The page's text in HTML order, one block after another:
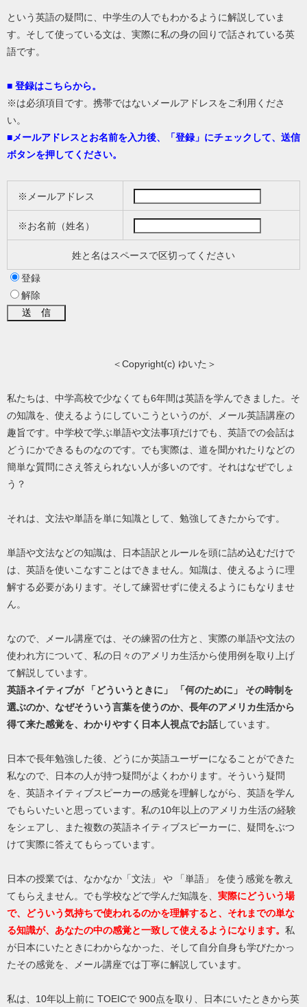
という英語の疑問に、中学生の人でもわかるように解説していま
す。そして使っている文は、実際に私の身の回りで話されている英
語です。
■ 登録はこちらから。
※は必須項目です。携帯ではないメールアドレスをご利用くださ
い。
■メールアドレスとお名前を入力後、「登録」にチェックして、送信
ボタンを押してください。
※メールアドレス
※お名前（姓名）
姓と名はスペースで区切ってください
登録
解除
＜Copyright(c) ゆいた＞
私たちは、中学高校で少なくても6年間は英語を学んできました。そ
の知識を、使えるようにしていこうというのが、メール英語講座の
趣旨です。中学校で学ぶ単語や文法事項だけでも、英語での会話は
どうにかできるものなのです。でも実際は、道を聞かれたりなどの
簡単な質問にさえ答えられない人が多いのです。それはなぜでしょ
う？
それは、文法や単語を単に知識として、勉強してきたからです。
単語や文法などの知識は、日本語訳とルールを頭に詰め込むだけで
は、英語を使いこなすことはできません。知識は、使えるように理
解する必要があります。そして練習せずに使えるようにもなりませ
ん。
なので、メール講座では、その練習の仕方と、実際の単語や文法の
使われ方について、私の日々のアメリカ生活から使用例を取り上げ
て解説しています。
英語ネイティブが 「どういうときに」 「何のために」 その時制を
選ぶのか、なぜそういう言葉を使うのか、長年のアメリカ生活から
得て来た感覚を、わかりやすく日本人視点でお話しています。
日本で長年勉強した後、どうにか英語ユーザーになることができた
私なので、日本の人が持つ疑問がよくわかります。そういう疑問
を、英語ネイティブスピーカーの感覚を理解しながら、英語を学ん
でもらいたいと思っています。私の10年以上のアメリカ生活の経験
をシェアし、また複数の英語ネイティブスピーカーに、疑問をぶつ
けて実際に答えてもらっています。
日本の授業では、なかなか「文法」 や 「単語」 を使う感覚を教え
てもらえません。でも学校などで学んだ知識を、 実際にどういう場
で、どういう気持ちで使われるのかを理解すると、それまでの単な
る知識が、あなたの中の感覚と一致して使えるようになります。 私
が日本にいたときにわからなかった、そして自分自身も学びたかっ
たその感覚を、メール講座では丁寧に解説しています。
私は、10年以上前に TOEICで 900点を取り、日本にいたときから英